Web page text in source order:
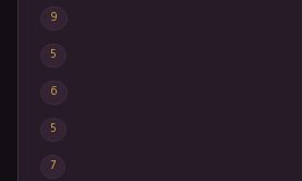
9
5
6
5
7